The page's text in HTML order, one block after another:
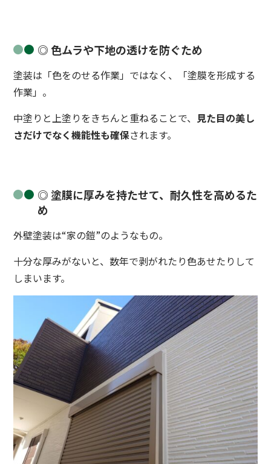
◎ 色ムラや下地の透けを防ぐため
塗装は「色をのせる作業」ではなく、「塗膜を形成する
作業」。
中塗りと上塗りをきちんと重ねることで、 見た目の美し
さだけでなく機能性も確保されます。
◎ 塗膜に厚みを持たせて、耐久性を高めるた
め
外壁塗装は“家の鎧”のようなもの。
十分な厚みがないと、数年で剥がれたり色あせたりして
しまいます。